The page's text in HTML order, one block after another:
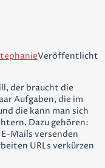
Veröffentlicht
der braucht die
Aufgaben, die im
die kann man sich
Dazu gehören:
Mails versenden
URLs verkürzen